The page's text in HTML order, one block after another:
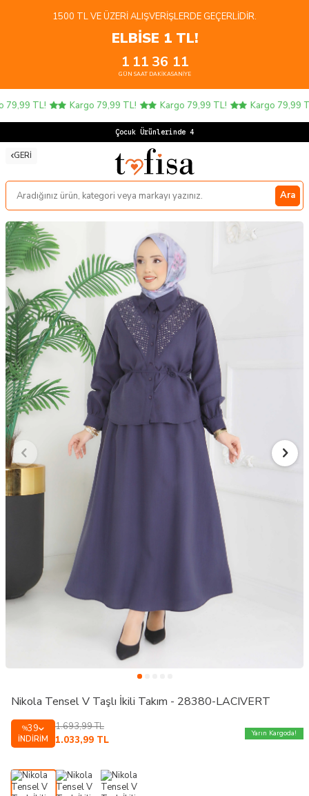
1500 TL VE ÜZERI ALIŞVERIŞLERDE GEÇERLIDIR.
ELBİSE 1 TL!
1
GÜN
11
SAAT
36
DAKIKA
11
SANIYE
TL! Kargo 79,99 TL! Kargo 79,99 TL! Kargo 79,99 TL!
Çocuk Ürünlerinde 4 AL
GERI
Ara
Nikola Tensel V Taşlı İkili Takım - 28380-LACIVERT
%39
İNDIRIM
1.693,99TL
1.033,99 TL
Yarın Kargoda!